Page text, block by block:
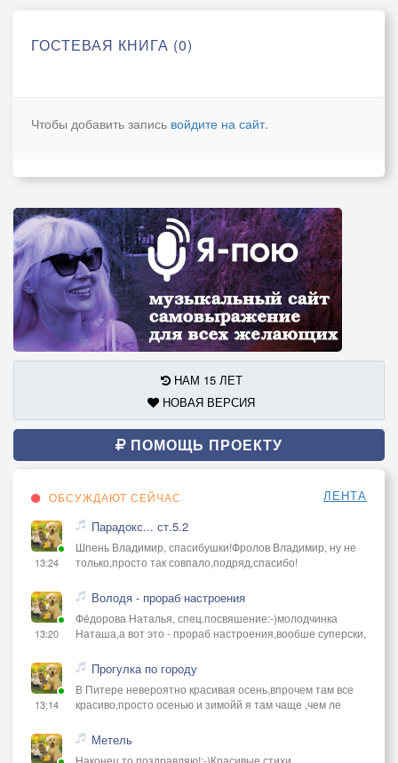
ГОСТЕВАЯ КНИГА (0)
Чтобы добавить запись войдите на сайт.
НАМ 15 ЛЕТ
НОВАЯ ВЕРСИЯ
ПОМОЩЬ ПРОЕКТУ
ОБСУЖДАЮТ СЕЙЧАС ЛЕНТА
13:24
Парадокс... ст.5.2
Шпень Владимир, спасибушки!Фролов Владимир, ну не
только,просто так совпало,подряд,спасибо!
13:20
Володя - прораб настроения
Фёдорова Наталья, спец.посвяшение:-)молодчинка
Наташа,а вот это - прораб настроения,вообше суперски,
13:14
Прогулка по городу
В Питере невероятно красивая осень,впрочем там все
красиво,просто осенью и зимойй я там чаще ,чем ле
Метель
Наконец то,поздравляю!:-)Красивые стихи